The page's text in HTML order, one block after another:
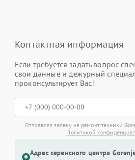
Контактная информация
Если требуется задать вопрос
свои данные и дежурный
проконсультирует Вас!
Отправляя заявку на ремонт техники
Политикой
Адрес сервисного центра